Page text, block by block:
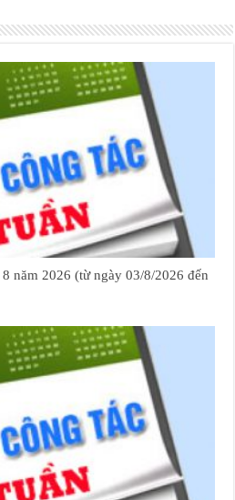
năm 2026 (từ ngày 03/8/2026 đến